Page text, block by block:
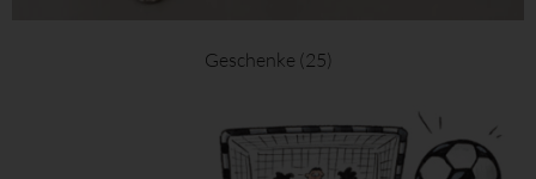
Geschenke (25)